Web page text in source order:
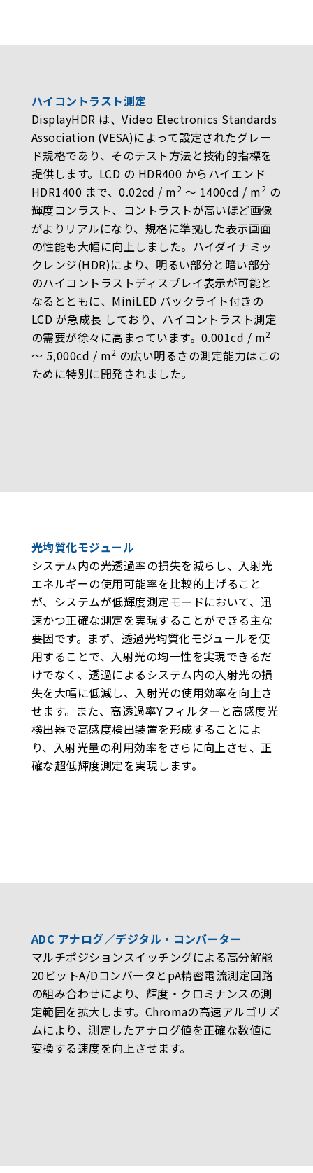
ハイコントラスト測定
DisplayHDR は、Video Electronics Standards
Association (VESA)によって設定されたグレー
ド規格であり、そのテスト方法と技術的指標を
提供します。LCD の HDR400 からハイエンド
HDR1400 まで、0.02cd / m2 〜 1400cd / m2 の
輝度コンラスト、コントラストが高いほど画像
がよりリアルになり、規格に準拠した表示画面
の性能も大幅に向上しました。ハイダイナミッ
クレンジ(HDR)により、明るい部分と暗い部分
のハイコントラストディスプレイ表示が可能と
なるとともに、MiniLED バックライト付きの
LCD が急成長 しており、ハイコントラスト測定
の需要が徐々に高まっています。0.001cd / m2
〜 5,000cd / m2 の広い明るさの測定能力はこの
ために特別に開発されました。
光均質化モジュール
システム内の光透過率の損失を減らし、入射光
エネルギーの使用可能率を比較的上げること
が、システムが低輝度測定モードにおいて、迅
速かつ正確な測定を実現することができる主な
要因です。まず、透過光均質化モジュールを使
用することで、入射光の均一性を実現できるだ
けでなく、透過によるシステム内の入射光の損
失を大幅に低減し、入射光の使用効率を向上さ
せます。また、高透過率Yフィルターと高感度光
検出器で高感度検出装置を形成することによ
り、入射光量の利用効率をさらに向上させ、正
確な超低輝度測定を実現します。
ADC アナログ／デジタル・コンバーター
マルチポジションスイッチングによる高分解能
20ビットA/DコンバータとpA精密電流測定回路
の組み合わせにより、輝度・クロミナンスの測
定範囲を拡大します。Chromaの高速アルゴリズ
ムにより、測定したアナログ値を正確な数値に
変換する速度を向上させます。